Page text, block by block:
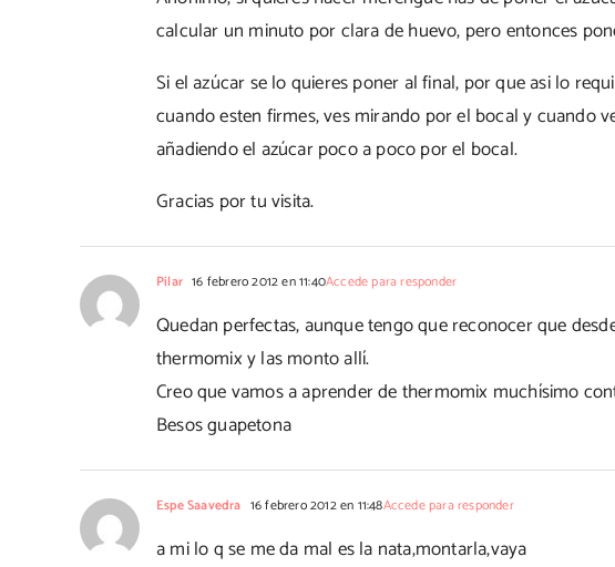
calcular un minuto por clara de huevo, pero entonces
Si el azúcar se lo quieres poner al final, por que asi lo
cuando esten firmes, ves mirando por el bocal y cuando
añadiendo el azúcar poco a poco por el bocal.
Gracias por tu visita.
Pilar 16 febrero 2012 en 11:40Accede para responder
Quedan perfectas, aunque tengo que reconocer que
thermomix y las monto allí.
Creo que vamos a aprender de thermomix muchísimo
Besos guapetona
Espe Saavedra 16 febrero 2012 en 11:48Accede para responder
a mi lo q se me da mal es la nata,montarla,vaya